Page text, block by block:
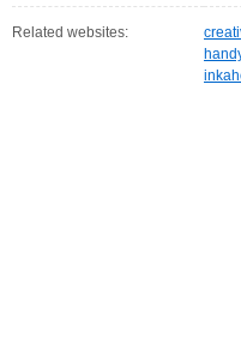
Related websites: